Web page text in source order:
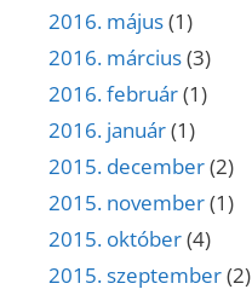
2016. május(1)
2016. március(3)
2016. február(1)
2016. január(1)
2015. december(2)
2015. november(1)
2015. október(4)
2015. szeptember(2)